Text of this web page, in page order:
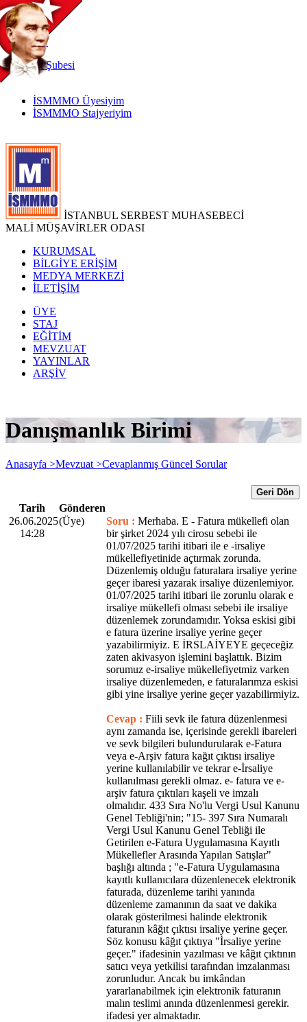
TR
|
EN
İnternetŞubesi
İSMMMO Üyesiyim
İSMMMO Stajyeriyim
İSTANBUL SERBEST MUHASEBECİ
MALİ MÜŞAVİRLER ODASI
KURUMSAL
BİLGİYE ERİŞİM
MEDYA MERKEZİ
İLETİŞİM
ÜYE
STAJ
EĞİTİM
MEVZUAT
YAYINLAR
ARŞİV
Danışmanlık Birimi
Anasayfa >Mevzuat >Cevaplanmış Güncel Sorular
Geri Dön
Tarih
Gönderen
26.06.2025
14:28
(Üye) Soru : Merhaba. E - Fatura mükellefi olan
bir şirket 2024 yılı cirosu sebebi ile
01/07/2025 tarihi itibari ile e -irsaliye
mükellefiyetinide açtırmak zorunda.
Düzenlemiş olduğu faturalara irsaliye yerine
geçer ibaresi yazarak irsaliye düzenlemiyor.
01/07/2025 tarihi itibari ile zorunlu olarak e
irsaliye mükellefi olması sebebi ile irsaliye
düzenlemek zorundamıdır. Yoksa eskisi gibi
e fatura üzerine irsaliye yerine geçer
yazabilirmiyiz. E İRSLAİYEYE geçeceğiz
zaten akivasyon işlemini başlattık. Bizim
sorumuz e-irsaliye mükellefiyetmiz varken
irsaliye düzenlemeden, e faturalarımza eskisi
gibi yine irsaliye yerine geçer yazabilirmiyiz.
Cevap : Fiili sevk ile fatura düzenlenmesi
aynı zamanda ise, içerisinde gerekli ibareleri
ve sevk bilgileri bulundurularak e-Fatura
veya e-Arşiv fatura kağıt çıktısı irsaliye
yerine kullanılabilir ve tekrar e-İrsaliye
kullanılması gerekli olmaz. e- fatura ve e-
arşiv fatura çıktıları kaşeli ve imzalı
olmalıdır. 433 Sıra No'lu Vergi Usul Kanunu
Genel Tebliği'nin; "15- 397 Sıra Numaralı
Vergi Usul Kanunu Genel Tebliği ile
Getirilen e-Fatura Uygulamasına Kayıtlı
Mükellefler Arasında Yapılan Satışlar"
başlığı altında ; "e-Fatura Uygulamasına
kayıtlı kullanıcılara düzenlenecek elektronik
faturada, düzenleme tarihi yanında
düzenleme zamanının da saat ve dakika
olarak gösterilmesi halinde elektronik
faturanın kâğıt çıktısı irsaliye yerine geçer.
Söz konusu kâğıt çıktıya "İrsaliye yerine
geçer." ifadesinin yazılması ve kâğıt çıktının
satıcı veya yetkilisi tarafından imzalanması
zorunludur. Ancak bu imkândan
yararlanabilmek için elektronik faturanın
malın teslimi anında düzenlenmesi gerekir.
ifadesi yer almaktadır.